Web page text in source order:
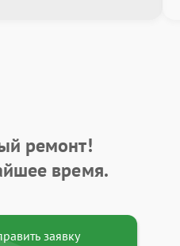
ремонт!
время.
заявку